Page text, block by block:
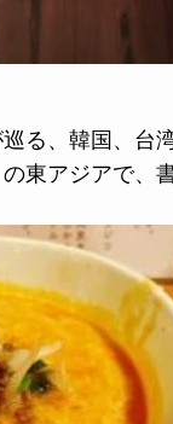
る、韓国、台
東アジアで、